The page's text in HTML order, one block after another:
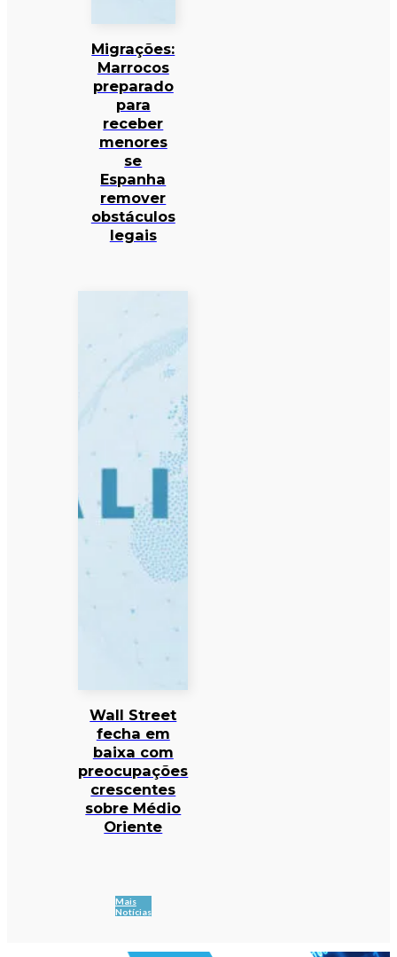
Migrações:
Marrocos
preparado
para
receber
menores
se
Espanha
remover
obstáculos
legais
Wall Street
fecha em
baixa com
preocupações
crescentes
sobre Médio
Oriente
Mais
Notícias